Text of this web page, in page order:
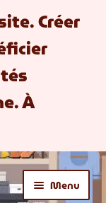
Créer
À
Menu